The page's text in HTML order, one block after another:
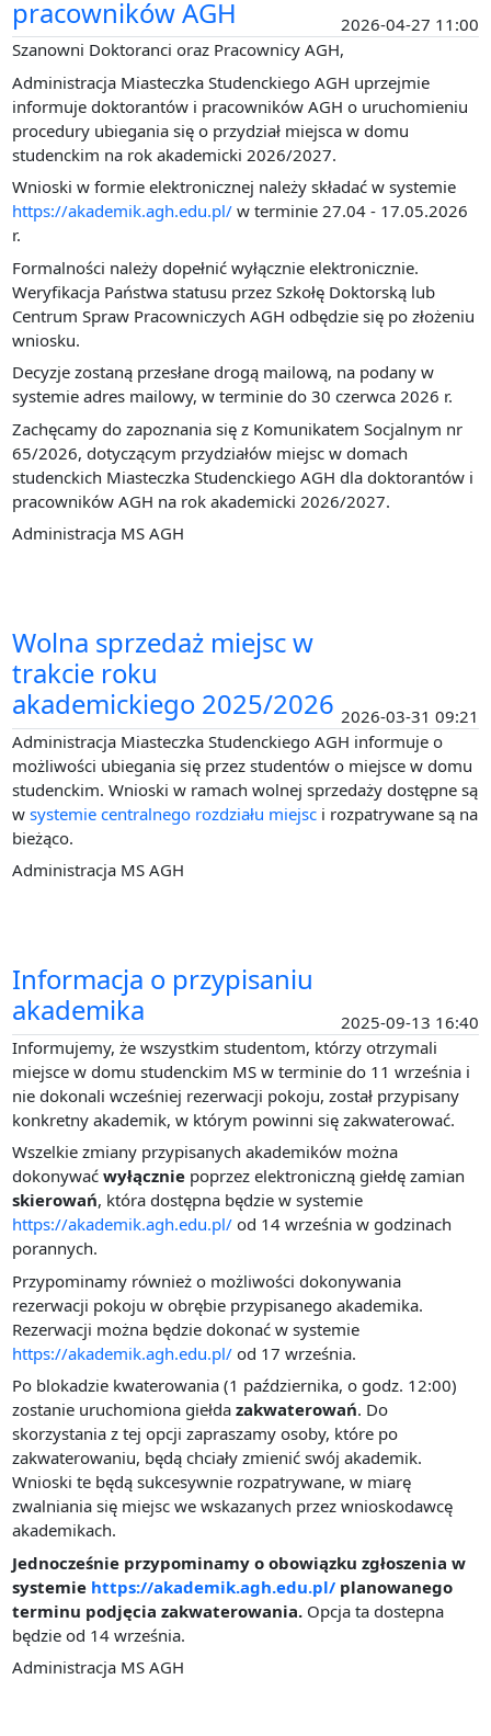
pracowników AGH
2026-04-27 11:00
Szanowni Doktoranci oraz Pracownicy AGH,
Administracja Miasteczka Studenckiego AGH uprzejmie
informuje doktorantów i pracowników AGH o uruchomieniu
procedury ubiegania się o przydział miejsca w domu
studenckim na rok akademicki 2026/2027.
Wnioski w formie elektronicznej należy składać w systemie
https://akademik.agh.edu.pl/ w terminie 27.04 - 17.05.2026
r.
Formalności należy dopełnić wyłącznie elektronicznie.
Weryfikacja Państwa statusu przez Szkołę Doktorską lub
Centrum Spraw Pracowniczych AGH odbędzie się po złożeniu
wniosku.
Decyzje zostaną przesłane drogą mailową, na podany w
systemie adres mailowy, w terminie do 30 czerwca 2026 r.
Zachęcamy do zapoznania się z Komunikatem Socjalnym nr
65/2026, dotyczącym przydziałów miejsc w domach
studenckich Miasteczka Studenckiego AGH dla doktorantów i
pracowników AGH na rok akademicki 2026/2027.
Administracja MS AGH
Wolna sprzedaż miejsc w
trakcie roku
akademickiego 2025/2026 2026-03-31 09:21
Administracja Miasteczka Studenckiego AGH informuje o
możliwości ubiegania się przez studentów o miejsce w domu
studenckim. Wnioski w ramach wolnej sprzedaży dostępne są
wsystemie centralnego rozdziału miejsc i rozpatrywane są na
bieżąco.
Administracja MS AGH
Informacja o przypisaniu
akademika
2025-09-13 16:40
Informujemy, że wszystkim studentom, którzy otrzymali
miejsce w domu studenckim MS w terminie do 11 września i
nie dokonali wcześniej rezerwacji pokoju, został przypisany
konkretny akademik, w którym powinni się zakwaterować.
Wszelkie zmiany przypisanych akademików można
dokonywaćwyłącznie poprzez elektroniczną giełdę zamian
skierowań, która dostępna będzie w systemie
https://akademik.agh.edu.pl/ od 14 września w godzinach
porannych.
Przypominamy również o możliwości dokonywania
rezerwacji pokoju w obrębie przypisanego akademika.
Rezerwacji można będzie dokonać w systemie
https://akademik.agh.edu.pl/ od 17 września.
Po blokadzie kwaterowania (1 października, o godz. 12:00)
zostanie uruchomiona giełdazakwaterowań. Do
skorzystania z tej opcji zapraszamy osoby, które po
zakwaterowaniu, będą chciały zmienić swój akademik.
Wnioski te będą sukcesywnie rozpatrywane, w miarę
zwalniania się miejsc we wskazanych przez wnioskodawcę
akademikach.
Jednocześnie przypominamy o obowiązku zgłoszenia w
systemie https://akademik.agh.edu.pl/ planowanego
terminu podjęcia zakwaterowania. Opcja ta dostepna
będzie od 14 września.
Administracja MS AGH